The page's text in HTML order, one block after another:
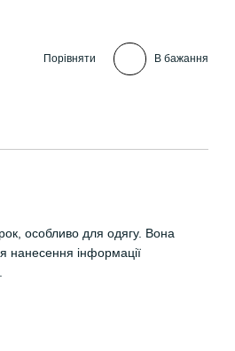
Порівняти В бажання
особливо для одягу. Вона
нанесення інформації